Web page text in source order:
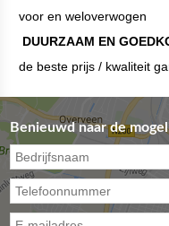
voor en weloverwogen
DUURZAAM EN
de beste prijs / kwaliteit
Benieuwd naar de